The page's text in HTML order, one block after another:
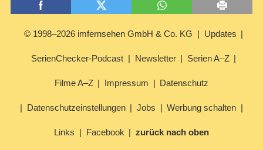
© 1998–2026 imfernsehen GmbH & Co. KG Updates
SerienChecker-Podcast Newsletter Serien A–Z
Filme A–Z Impressum Datenschutz
Datenschutzeinstellungen Jobs Werbung schalten
Links Facebook zurück nach oben